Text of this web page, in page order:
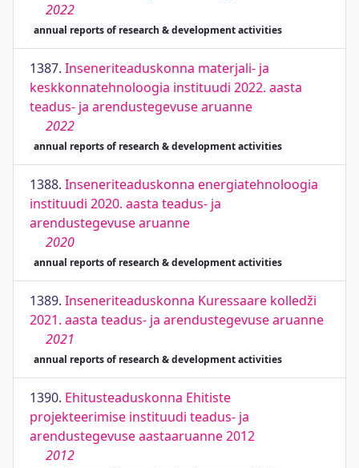
2022
annual reports of research & development activities
1387. Inseneriteaduskonna materjali- ja
keskkonnatehnoloogia instituudi 2022. aasta
teadus- ja arendustegevuse aruanne
2022
annual reports of research & development activities
1388. Inseneriteaduskonna energiatehnoloogia
instituudi 2020. aasta teadus- ja
arendustegevuse aruanne
2020
annual reports of research & development activities
1389. Inseneriteaduskonna Kuressaare kolledži
2021. aasta teadus- ja arendustegevuse aruanne
2021
annual reports of research & development activities
1390. Ehitusteaduskonna Ehitiste
projekteerimise instituudi teadus- ja
arendustegevuse aastaaruanne 2012
2012